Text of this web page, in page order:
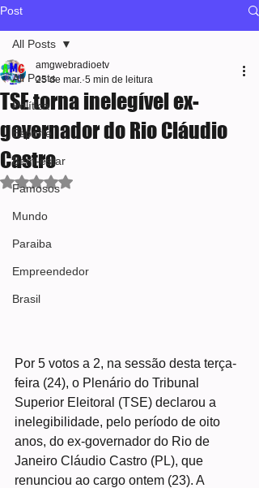
Post
All Posts
Política
Esporte
Bem-estar
Famosos
Mundo
Paraiba
Empreendedor
Brasil
All Posts
TSE torna inelegível ex-
governador do Rio Cláudio
Castro
amgwebradioetv
25 de mar. 5 min de leitura
Avaliado com NaN de 5 estrelas.
Por 5 votos a 2, na sessão desta terça-
feira (24), o Plenário do Tribunal
Superior Eleitoral (TSE) declarou a
inelegibilidade, pelo período de oito
anos, do ex-governador do Rio de
Janeiro Cláudio Castro (PL), que
renunciou ao cargo ontem (23). A